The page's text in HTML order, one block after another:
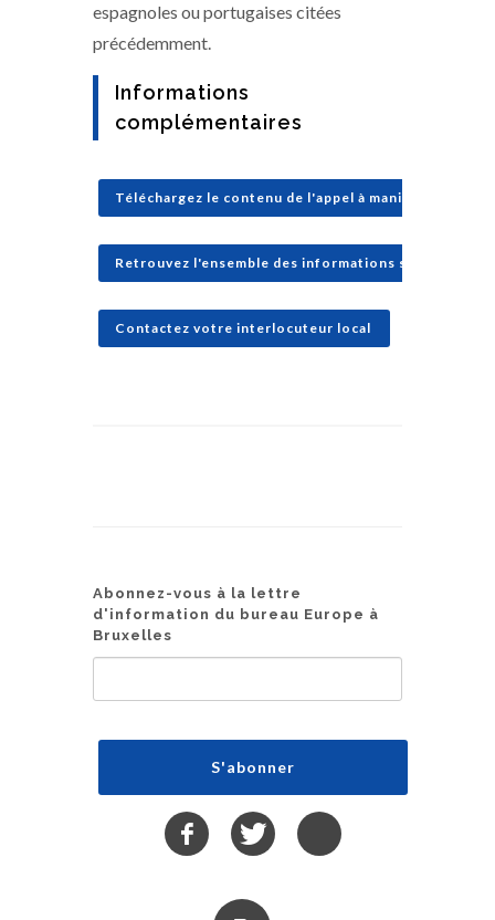
espagnoles ou portugaises citées
précédemment.
Informations
complémentaires
Téléchargez le contenu de l'appel à manifestation
Retrouvez l'ensemble des informations sur le site du
Contactez votre interlocuteur local
Abonnez-vous à la lettre
d'information du bureau Europe à
Bruxelles